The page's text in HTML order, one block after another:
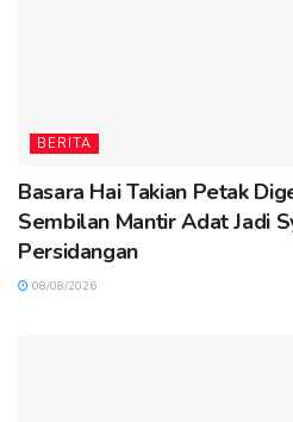
BERITA
Basara Hai Takian Petak
Sembilan Mantir Adat Jadi
Persidangan
08/08/2026